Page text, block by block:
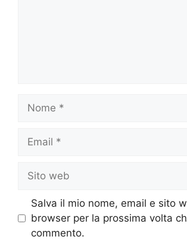
web
Salva il mio nome, email e sito
browser per la prossima volta
commento.